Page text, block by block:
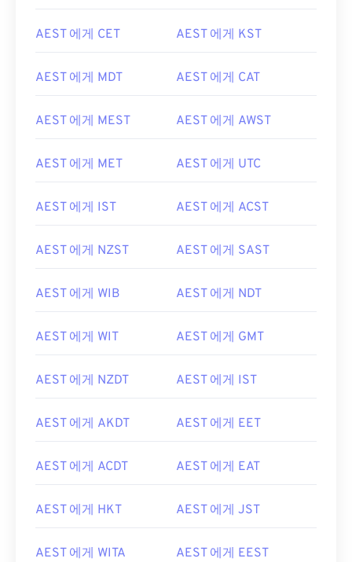
AEST 에게 CET AEST 에게 KST
AEST 에게 MDT AEST 에게 CAT
AEST 에게 MEST AEST 에게 AWST
AEST 에게 MET AEST 에게 UTC
AEST 에게 IST AEST 에게 ACST
AEST 에게 NZST AEST 에게 SAST
AEST 에게 WIB AEST 에게 NDT
AEST 에게 WIT AEST 에게 GMT
AEST 에게 NZDT AEST 에게 IST
AEST 에게 AKDT AEST 에게 EET
AEST 에게 ACDT AEST 에게 EAT
AEST 에게 HKT AEST 에게 JST
AEST 에게 WITA AEST 에게 EEST